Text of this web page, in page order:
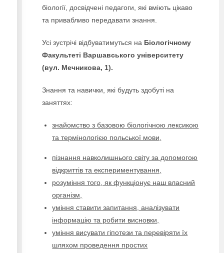
біології, досвідчені педагоги, які вміють цікаво
та привабливо передавати знання.
Усі зустрічі відбуватимуться на Біологічному
Факультеті Варшавського університету
(вул. Мечникова, 1).
Знання та навички, які будуть здобуті на
заняттях:
знайомство з базовою біологічною лексикою
та термінологією польської мови,
пізнання навколишнього світу за допомогою
відкриттів та експериментування,
розуміння того, як функціонує наш власний
організм,
уміння ставити запитання, аналізувати
інформацію та робити висновки,
уміння висувати гіпотези та перевіряти їх
шляхом проведення простих